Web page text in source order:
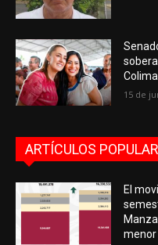
Colima
15 de
ARTÍCULOS
El
menor